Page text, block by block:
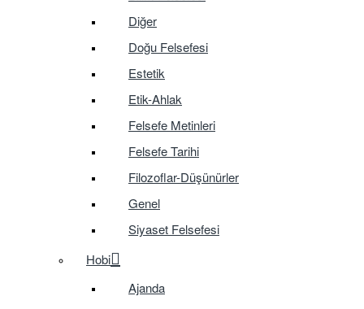
Diğer
Doğu Felsefesi
Estetik
Etik-Ahlak
Felsefe Metinleri
Felsefe Tarihi
Filozoflar-Düşünürler
Genel
Siyaset Felsefesi
Hobi
Ajanda